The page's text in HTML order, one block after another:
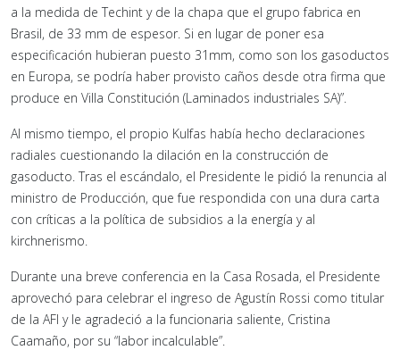
a la medida de Techint y de la chapa que el grupo fabrica en
Brasil, de 33 mm de espesor. Si en lugar de poner esa
especificación hubieran puesto 31mm, como son los gasoductos
en Europa, se podría haber provisto caños desde otra firma que
produce en Villa Constitución (Laminados industriales SA)”.
Al mismo tiempo, el propio Kulfas había hecho declaraciones
radiales cuestionando la dilación en la construcción de
gasoducto. Tras el escándalo, el Presidente le pidió la renuncia al
ministro de Producción, que fue respondida con una dura carta
con críticas a la política de subsidios a la energía y al
kirchnerismo.
Durante una breve conferencia en la Casa Rosada, el Presidente
aprovechó para celebrar el ingreso de Agustín Rossi como titular
de la AFI y le agradeció a la funcionaria saliente, Cristina
Caamaño, por su “labor incalculable”.